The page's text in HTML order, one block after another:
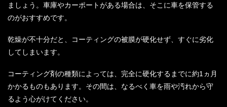
ましょう。車庫やカーポートがある場合は、そこに車を保管する
のがおすすめです。
乾燥が不十分だと、コーティングの被膜が硬化せず、すぐに劣化
してしまいます。
コーティング剤の種類によっては、完全に硬化するまでに約1ヵ月
かかるものもあります。その間は、なるべく車を雨や汚れから守
るよう心がけてください。